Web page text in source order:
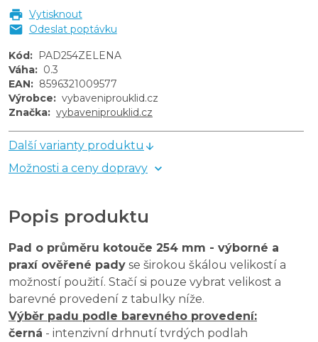
Vytisknout
Odeslat poptávku
Kód: PAD254ZELENA
Váha: 0.3
EAN: 8596321009577
Výrobce: vybaveniprouklid.cz
Značka: vybaveniprouklid.cz
Další varianty produktu
Možnosti a ceny dopravy
Popis produktu
Pad o průměru kotouče 254 mm - výborné a
praxí ověřené pady se širokou škálou velikostí a
možností použití. Stačí si pouze vybrat velikost a
barevné provedení z tabulky níže.
Výběr padu podle barevného provedení:
černá - intenzivní drhnutí tvrdých podlah